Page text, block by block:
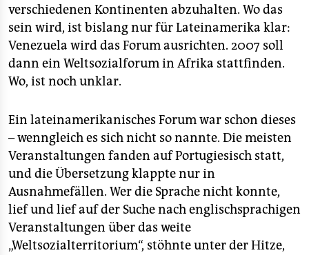
verschiedenen Kontinenten abzuhalten. Wo das
sein wird, ist bislang nur für Lateinamerika klar:
Venezuela wird das Forum ausrichten. 2007 soll
dann ein Weltsozialforum in Afrika stattfinden.
Wo, ist noch unklar.
Ein lateinamerikanisches Forum war schon dieses
– wenngleich es sich nicht so nannte. Die meisten
Veranstaltungen fanden auf Portugiesisch statt,
und die Übersetzung klappte nur in
Ausnahmefällen. Wer die Sprache nicht konnte,
lief und lief auf der Suche nach englischsprachigen
Veranstaltungen über das weite
„Weltsozialterritorium“, stöhnte unter der Hitze,